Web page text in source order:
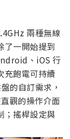
兩種無線
了一開始提到
、iOS 行
充飽電可持續
的自訂需求，
觀的操作介面
；搖桿設定與